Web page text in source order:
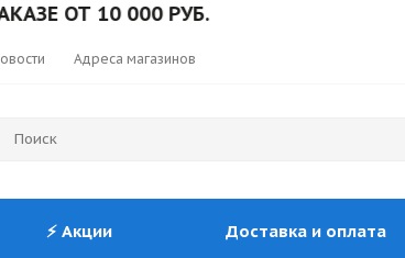
ОТ 10 000 РУБ.
Адреса магазинов
⚡ Акции Доставка и оплата